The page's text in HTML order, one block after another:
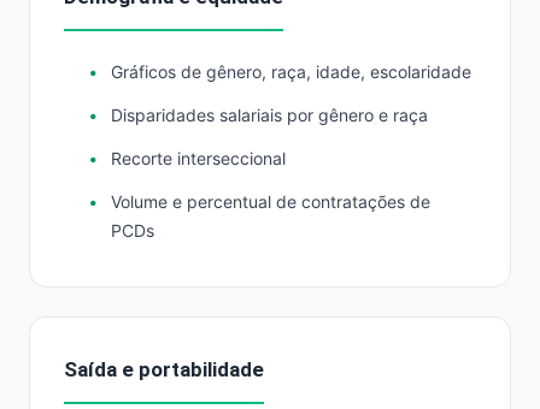
Gráficos de gênero, raça, idade, escolaridade
Disparidades salariais por gênero e raça
Recorte interseccional
Volume e percentual de contratações de
PCDs
Saída e portabilidade